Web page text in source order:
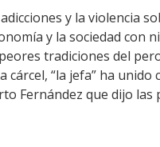
y la violencia
y la sociedad con
tradiciones del
“la jefa” ha
Fernández que dijo las